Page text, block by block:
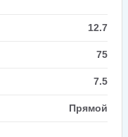
12.7
75
7.5
Прямой